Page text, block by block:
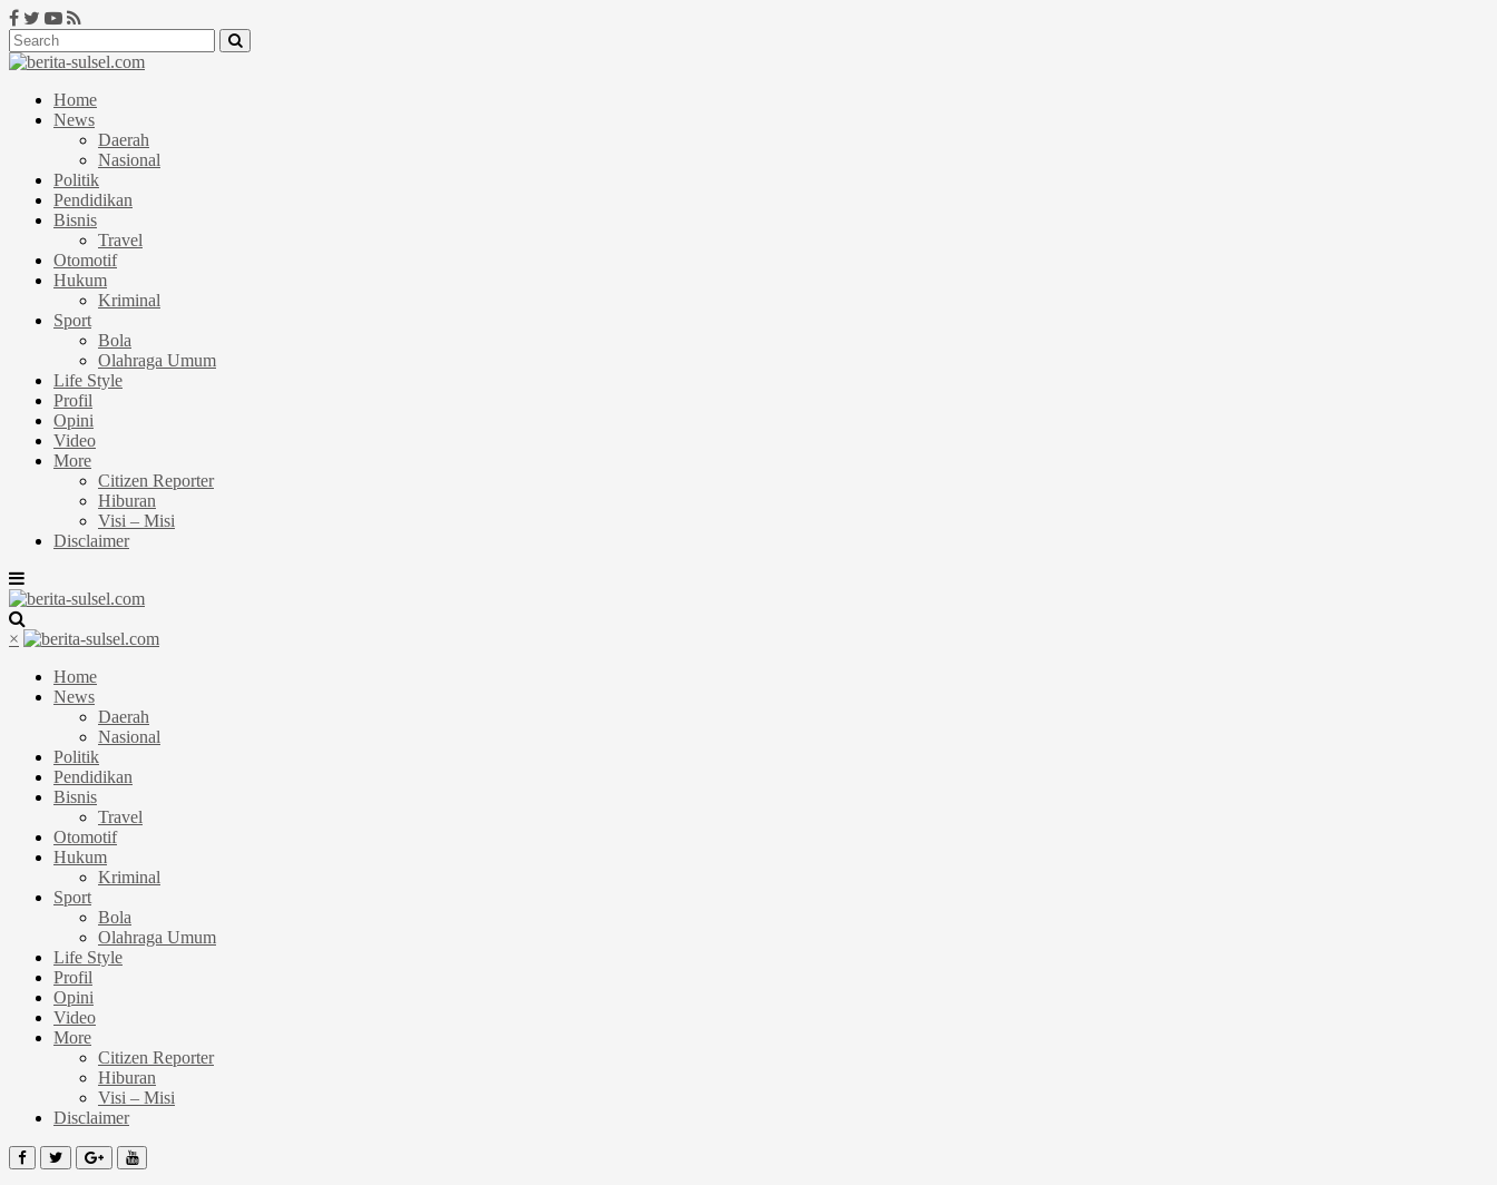
Home
News
Daerah
Nasional
Politik
Pendidikan
Bisnis
Travel
Otomotif
Hukum
Kriminal
Sport
Bola
Olahraga Umum
Life Style
Profil
Opini
Video
More
Citizen Reporter
Hiburan
Visi – Misi
Disclaimer
×
Home
News
Daerah
Nasional
Politik
Pendidikan
Bisnis
Travel
Otomotif
Hukum
Kriminal
Sport
Bola
Olahraga Umum
Life Style
Profil
Opini
Video
More
Citizen Reporter
Hiburan
Visi – Misi
Disclaimer